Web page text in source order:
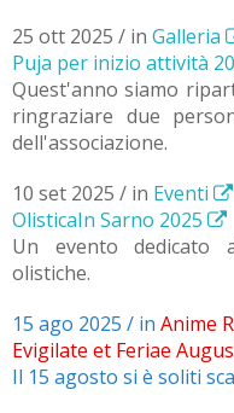
25 ott 2025 / in Galleria
Puja per inizio attività
Quest'anno siamo
ringraziare due
dell'associazione.
10 set 2025 / in Eventi
OlisticaIn Sarno 2025
Un evento dedicato
olistiche.
15 ago 2025 / in Anime
Evigilate et Feriae
Il 15 agosto si è soliti